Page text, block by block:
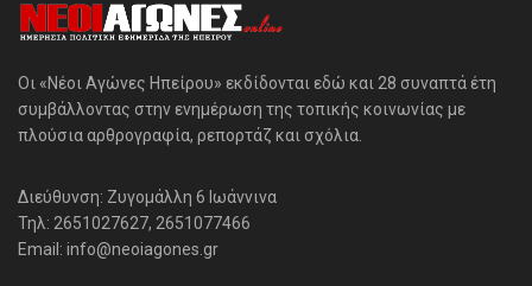
Οι «Νέοι Αγώνες Ηπείρου» εκδίδονται εδώ και 28 συναπτά έτη
συμβάλλοντας στην ενημέρωση της τοπικής κοινωνίας με
πλούσια αρθρογραφία, ρεπορτάζ και σχόλια.
Διεύθυνση: Ζυγομάλλη 6 Ιωάννινα
Τηλ: 2651027627, 2651077466
Email: info@neoiagones.gr